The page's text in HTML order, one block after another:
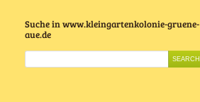
Suche in www.kleingartenkolonie-gruene-
aue.de